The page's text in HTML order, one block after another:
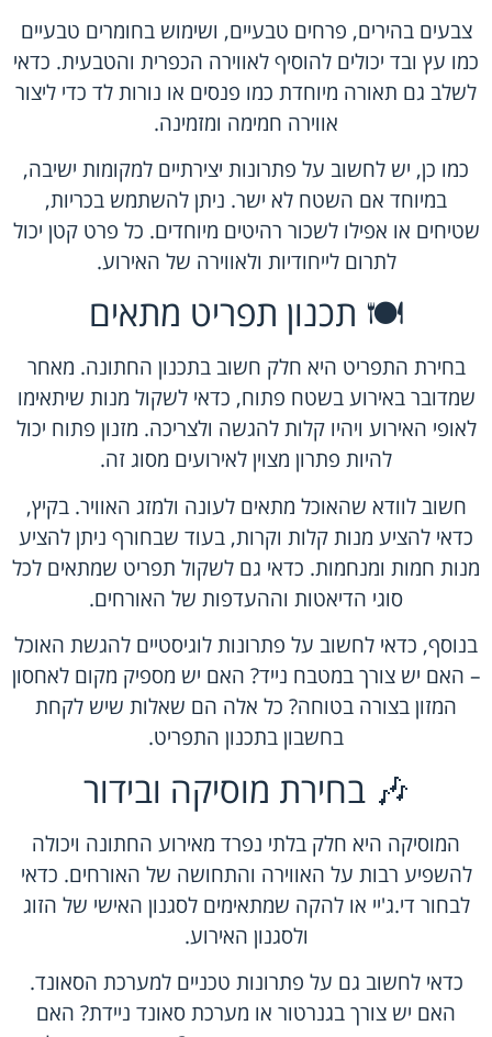
צבעים בהירים, פרחים טבעיים, ושימוש בחומרים טבעיים
כמו עץ ובד יכולים להוסיף לאווירה הכפרית והטבעית. כדאי
לשלב גם תאורה מיוחדת כמו פנסים או נורות לד כדי ליצור
אווירה חמימה ומזמינה.
כמו כן, יש לחשוב על פתרונות יצירתיים למקומות ישיבה,
במיוחד אם השטח לא ישר. ניתן להשתמש בכריות,
שטיחים או אפילו לשכור רהיטים מיוחדים. כל פרט קטן יכול
לתרום לייחודיות ולאווירה של האירוע.
🍽️ תכנון תפריט מתאים
בחירת התפריט היא חלק חשוב בתכנון החתונה. מאחר
שמדובר באירוע בשטח פתוח, כדאי לשקול מנות שיתאימו
לאופי האירוע ויהיו קלות להגשה ולצריכה. מזנון פתוח יכול
להיות פתרון מצוין לאירועים מסוג זה.
חשוב לוודא שהאוכל מתאים לעונה ולמזג האוויר. בקיץ,
כדאי להציע מנות קלות וקרות, בעוד שבחורף ניתן להציע
מנות חמות ומנחמות. כדאי גם לשקול תפריט שמתאים לכל
סוגי הדיאטות וההעדפות של האורחים.
בנוסף, כדאי לחשוב על פתרונות לוגיסטיים להגשת האוכל
– האם יש צורך במטבח נייד? האם יש מספיק מקום לאחסון
המזון בצורה בטוחה? כל אלה הם שאלות שיש לקחת
בחשבון בתכנון התפריט.
🎶 בחירת מוסיקה ובידור
המוסיקה היא חלק בלתי נפרד מאירוע החתונה ויכולה
להשפיע רבות על האווירה והתחושה של האורחים. כדאי
לבחור די.ג'יי או להקה שמתאימים לסגנון האישי של הזוג
ולסגנון האירוע.
כדאי לחשוב גם על פתרונות טכניים למערכת הסאונד.
האם יש צורך בגנרטור או מערכת סאונד ניידת? האם